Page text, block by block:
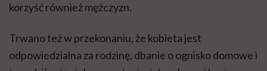
korzyść również mężczyzn.
Trwano też w przekonaniu, że kobieta jest
odpowiedzialna za rodzinę, dbanie o ognisko domowe i